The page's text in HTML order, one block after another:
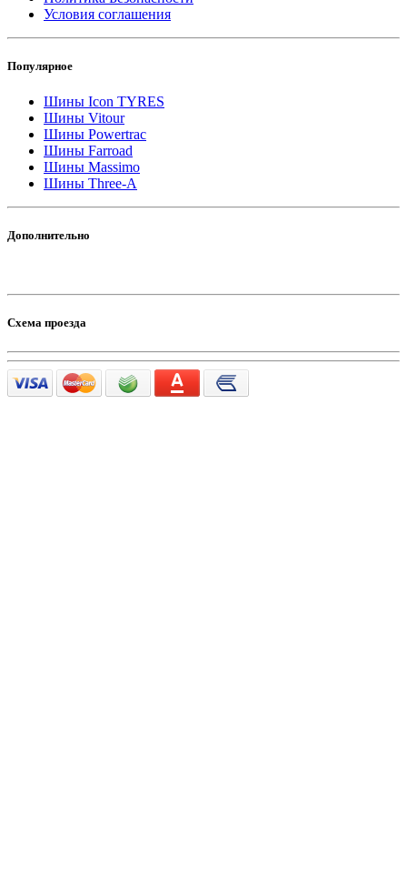
Условия соглашения
Популярное
Шины Icon TYRES
Шины Vitour
Шины Powertrac
Шины Farroad
Шины Massimo
Шины Three-A
Дополнительно
Схема проезда